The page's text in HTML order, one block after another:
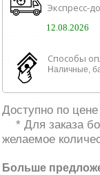
Экспресс-
12.08.2026
Способы
Наличные,
Доступно по цене
* Для заказа
желаемое
Больше